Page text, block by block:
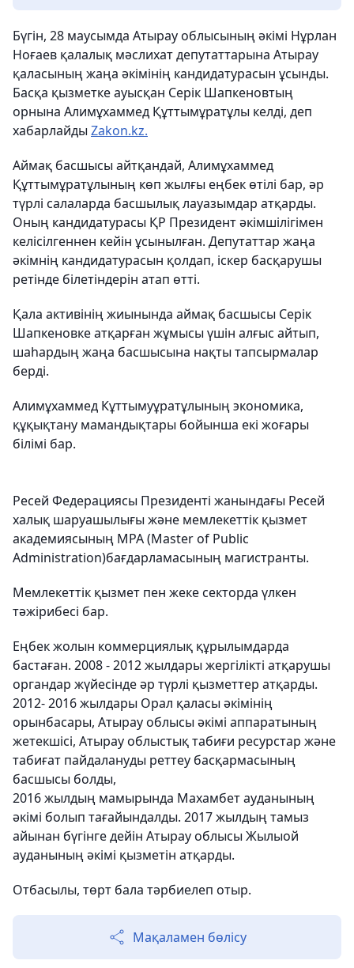
Бүгін, 28 маусымда Атырау облысының әкімі Нұрлан
Ноғаев қалалық мәслихат депутаттарына Атырау
қаласының жаңа әкімінің кандидатурасын ұсынды.
Басқа қызметке ауысқан Серік Шапкеновтың
орнына Алимұхаммед Құттымұратұлы келді, деп
хабарлайды Zakon.kz.
Аймақ басшысы айтқандай, Алимұхаммед
Құттымұратұлының көп жылғы еңбек өтілі бар, әр
түрлі салаларда басшылық лауазымдар атқарды.
Оның кандидатурасы ҚР Президент әкімшілігімен
келісілгеннен кейін ұсынылған. Депутаттар жаңа
әкімнің кандидатурасын қолдап, іскер басқарушы
ретінде білетіндерін атап өтті.
Қала активінің жиынында аймақ басшысы Серік
Шапкеновке атқарған жұмысы үшін алғыс айтып,
шаһардың жаңа басшысына нақты тапсырмалар
берді.
Алимұхаммед Кұттымуұратұлының экономика,
құқықтану мамандықтары бойынша екі жоғары
білімі бар.
Ресей Федерациясы Президенті жанындағы Ресей
халық шаруашылығы және мемлекеттік қызмет
академиясының MPA (Master of Public
Administration)бағдарламасының магистранты.
Мемлекеттік қызмет пен жеке секторда үлкен
тәжірибесі бар.
Еңбек жолын коммерциялық құрылымдарда
бастаған. 2008 - 2012 жылдары жергілікті атқарушы
органдар жүйесінде әр түрлі қызметтер атқарды.
2012- 2016 жылдары Орал қаласы әкімінің
орынбасары, Атырау облысы әкімі аппаратының
жетекшісі, Атырау облыстық табиғи ресурстар және
табиғат пайдалануды реттеу басқармасының
басшысы болды,
2016 жылдың мамырында Махамбет ауданының
әкімі болып тағайындалды. 2017 жылдың тамыз
айынан бүгінге дейін Атырау облысы Жылыой
ауданының әкімі қызметін атқарды.
Отбасылы, төрт бала тәрбиелеп отыр.
Мақаламен бөлісу